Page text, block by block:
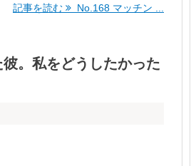
記事を読む No.168 マッチン ...
。私をどうしたかった